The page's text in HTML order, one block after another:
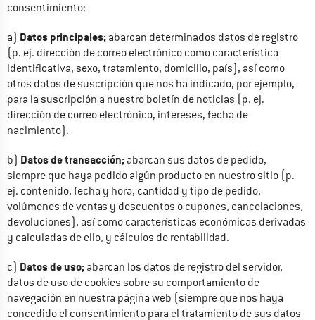
consentimiento:
a) Datos principales; abarcan determinados datos de registro
(p. ej. dirección de correo electrónico como característica
identificativa, sexo, tratamiento, domicilio, país), así como
otros datos de suscripción que nos ha indicado, por ejemplo,
para la suscripción a nuestro boletín de noticias (p. ej.
dirección de correo electrónico, intereses, fecha de
nacimiento).
b) Datos de transacción; abarcan sus datos de pedido,
siempre que haya pedido algún producto en nuestro sitio (p.
ej. contenido, fecha y hora, cantidad y tipo de pedido,
volúmenes de ventas y descuentos o cupones, cancelaciones,
devoluciones), así como características económicas derivadas
y calculadas de ello, y cálculos de rentabilidad.
c) Datos de uso; abarcan los datos de registro del servidor,
datos de uso de cookies sobre su comportamiento de
navegación en nuestra página web (siempre que nos haya
concedido el consentimiento para el tratamiento de sus datos